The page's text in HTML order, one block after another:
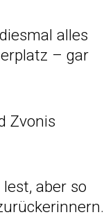
alles
– gar
Zvonis
aber so